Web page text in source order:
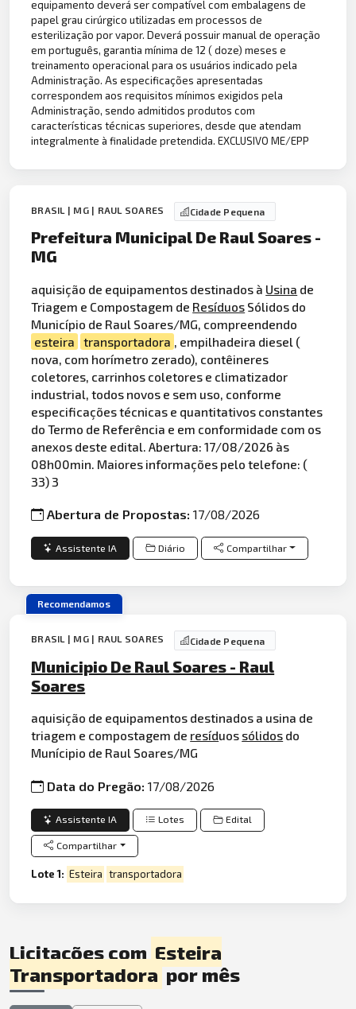
equipamento deverá ser compatível com embalagens de
papel grau cirúrgico utilizadas em processos de
esterilização por vapor. Deverá possuir manual de operação
em português, garantia mínima de 12 ( doze) meses e
treinamento operacional para os usuários indicado pela
Administração. As especificações apresentadas
correspondem aos requisitos mínimos exigidos pela
Administração, sendo admitidos produtos com
características técnicas superiores, desde que atendam
integralmente à finalidade pretendida. EXCLUSIVO ME/EPP
BRASIL | MG | RAUL SOARES Cidade Pequena
Prefeitura Municipal De Raul Soares -
MG
aquisição de equipamentos destinados à Usina de
Triagem e Compostagem de Resíduos Sólidos do
Município de Raul Soares/MG, compreendendo
esteira
transportadora
, empilhadeira diesel (
nova, com horímetro zerado), contêineres
coletores, carrinhos coletores e climatizador
industrial, todos novos e sem uso, conforme
especificações técnicas e quantitativos constantes
do Termo de Referência e em conformidade com os
anexos deste edital. Abertura: 17/08/2026 às
08h00min. Maiores informações pelo telefone: (
33) 3
Abertura de Propostas:17/08/2026
Assistente IA Diário Compartilhar
Recomendamos
BRASIL | MG | RAUL SOARES Cidade Pequena
Municipio De Raul Soares - Raul
Soares
aquisição de equipamentos destinados a usina de
triagem e compostagem de resíduos sólidos do
Munícipio de Raul Soares/MG
Data do Pregão:17/08/2026
Assistente IA Lotes Edital
Compartilhar
Lote 1: Esteira transportadora
Licitações com Esteira
Transportadora por mês